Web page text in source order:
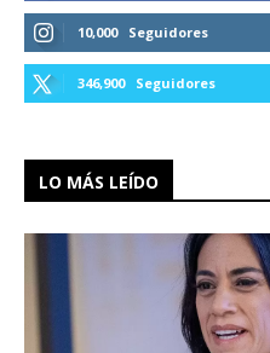
10,000 Seguidores
346,900 Seguidores
LO MÁS LEÍDO